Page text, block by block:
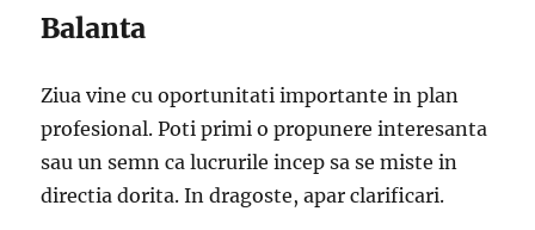
Balanta
Ziua vine cu oportunitati importante in plan
profesional. Poti primi o propunere interesanta
sau un semn ca lucrurile incep sa se miste in
directia dorita. In dragoste, apar clarificari.